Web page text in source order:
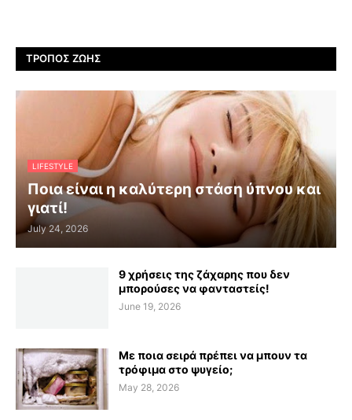
ΤΡΌΠΟΣ ΖΩΉΣ
LIFESTYLE
Ποια είναι η καλύτερη στάση ύπνου και
γιατί!
July 24, 2026
9 χρήσεις της ζάχαρης που δεν
μπορούσες να φανταστείς!
June 19, 2026
Με ποια σειρά πρέπει να μπουν τα
τρόφιμα στο ψυγείο;
May 28, 2026